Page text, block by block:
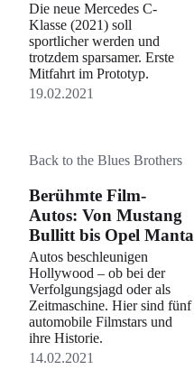
Die neue Mercedes C-
Klasse (2021) soll
sportlicher werden und
trotzdem sparsamer. Erste
Mitfahrt im Prototyp.
19.02.2021
Back to the Blues Brothers
Berühmte Film-
Autos: Von Mustang
Bullitt bis Opel Manta
Autos beschleunigen
Hollywood – ob bei der
Verfolgungsjagd oder als
Zeitmaschine. Hier sind fünf
automobile Filmstars und
ihre Historie.
14.02.2021